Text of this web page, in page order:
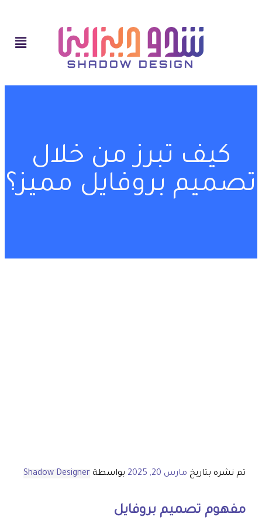
كيف تبرز من خلال
تصميم بروفايل مميز؟
تم نشره بتاريخ مارس 20, 2025 بواسطة Shadow Designer
مفهوم تصميم بروفايل